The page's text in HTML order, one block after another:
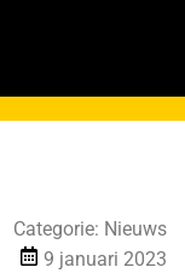
Categorie: Nieuws
9 januari 2023